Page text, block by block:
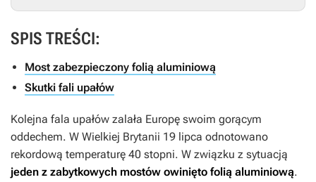
SPIS TREŚCI:
Most zabezpieczony folią aluminiową
Skutki fali upałów
Kolejna fala upałów zalała Europę swoim gorącym
oddechem. W Wielkiej Brytanii 19 lipca odnotowano
rekordową temperaturę 40 stopni. W związku z sytuacją
jeden z zabytkowych mostów owinięto folią aluminiową.